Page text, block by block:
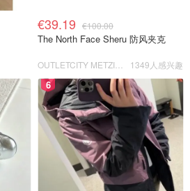
€39.19 €100.00
The North Face Sheru 防风夹克
1349人感兴趣
6